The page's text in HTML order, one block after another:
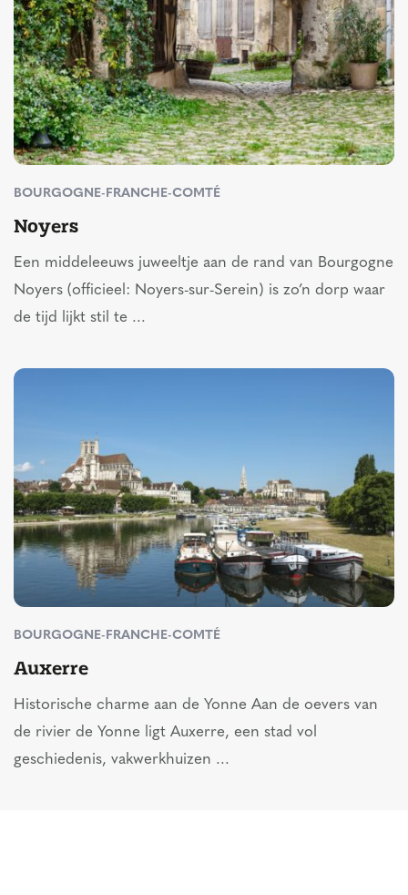
BOURGOGNE-FRANCHE-COMTÉ
Noyers
Een middeleeuws juweeltje aan de rand van Bourgogne
Noyers (officieel: Noyers-sur-Serein) is zo’n dorp waar
de tijd lijkt stil te ...
BOURGOGNE-FRANCHE-COMTÉ
Auxerre
Historische charme aan de Yonne Aan de oevers van
de rivier de Yonne ligt Auxerre, een stad vol
geschiedenis, vakwerkhuizen ...